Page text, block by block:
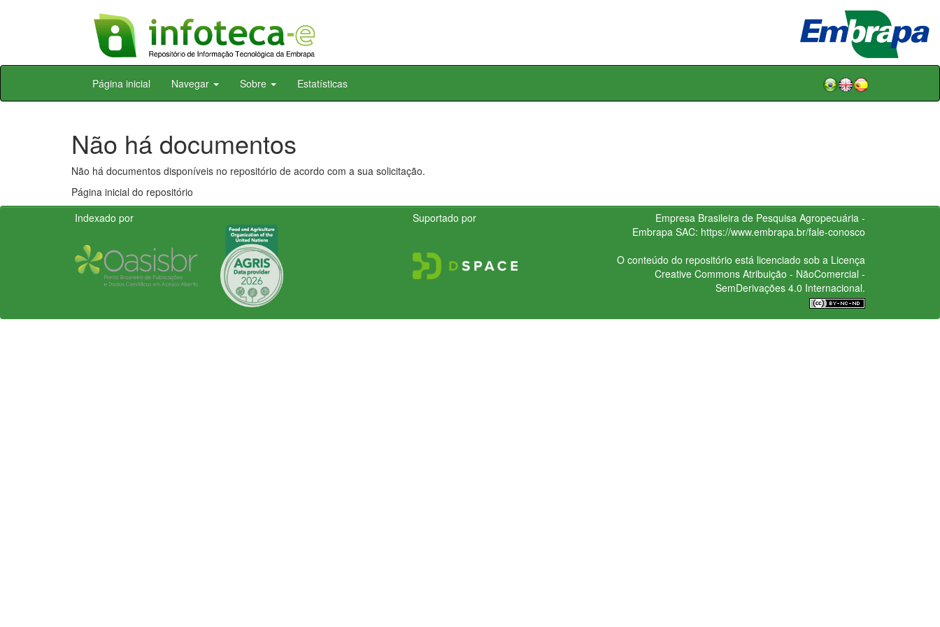
Skip
Página inicial Navegar Sobre Estatísticas
Não há documentos
Não há documentos disponíveis no repositório de acordo com a sua solicitação.
Página inicial do repositório
Indexado por
Suportado por
Empresa Brasileira de Pesquisa Agropecuária -
Embrapa SAC: https://www.embrapa.br/fale-conosco
O conteúdo do repositório está licenciado sob a Licença
Creative CommonsAtribuição - NãoComercial -
SemDerivações 4.0 Internacional.